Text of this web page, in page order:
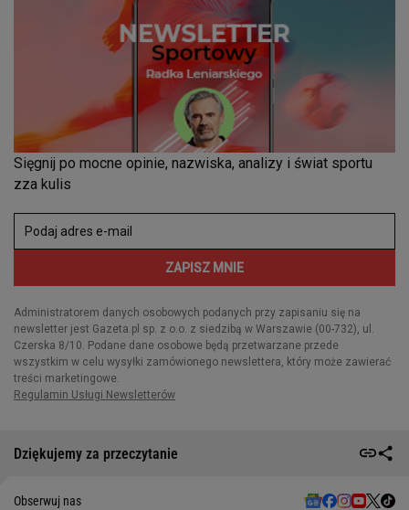
Dziękujemy za przeczytanie
Obserwuj nas